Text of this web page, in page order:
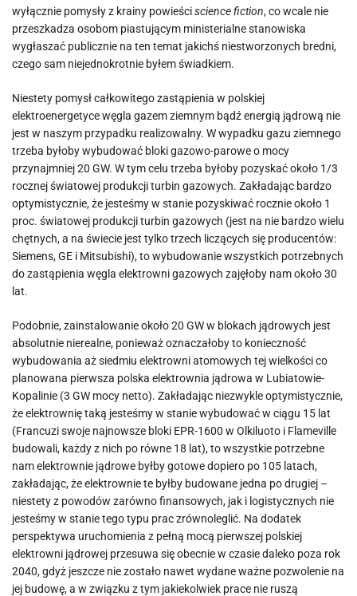
wyłącznie pomysły z krainy powieściscience fiction, co wcale nie
przeszkadza osobom piastującym ministerialne stanowiska
wygłaszać publicznie na ten temat jakichś niestworzonych bredni,
czego sam niejednokrotnie byłem świadkiem.
Niestety pomysł całkowitego zastąpienia w polskiej
elektroenergetyce węgla gazem ziemnym bądź energią jądrową nie
jest w naszym przypadku realizowalny. W wypadku gazu ziemnego
trzeba byłoby wybudować bloki gazowo-parowe o mocy
przynajmniej 20 GW. W tym celu trzeba byłoby pozyskać około 1/3
rocznej światowej produkcji turbin gazowych. Zakładając bardzo
optymistycznie, że jesteśmy w stanie pozyskiwać rocznie około 1
proc. światowej produkcji turbin gazowych (jest na nie bardzo wielu
chętnych, a na świecie jest tylko trzech liczących się producentów:
Siemens, GE i Mitsubishi), to wybudowanie wszystkich potrzebnych
do zastąpienia węgla elektrowni gazowych zajęłoby nam około 30
lat.
Podobnie, zainstalowanie około 20 GW w blokach jądrowych jest
absolutnie nierealne, ponieważ oznaczałoby to konieczność
wybudowania aż siedmiu elektrowni atomowych tej wielkości co
planowana pierwsza polska elektrownia jądrowa w Lubiatowie-
Kopalinie (3 GW mocy netto). Zakładając niezwykle optymistycznie,
że elektrownię taką jesteśmy w stanie wybudować w ciągu 15 lat
(Francuzi swoje najnowsze bloki EPR-1600 w Olkiluoto i Flameville
budowali, każdy z nich po równe 18 lat), to wszystkie potrzebne
nam elektrownie jądrowe byłby gotowe dopiero po 105 latach,
zakładając, że elektrownie te byłby budowane jedna po drugiej –
niestety z powodów zarówno finansowych, jak i logistycznych nie
jesteśmy w stanie tego typu prac zrównoleglić. Na dodatek
perspektywa uruchomienia z pełną mocą pierwszej polskiej
elektrowni jądrowej przesuwa się obecnie w czasie daleko poza rok
2040, gdyż jeszcze nie zostało nawet wydane ważne pozwolenie na
jej budowę, a w związku z tym jakiekolwiek prace nie ruszą